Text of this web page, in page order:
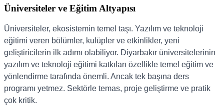
Üniversiteler ve Eğitim Altyapısı
Üniversiteler, ekosistemin temel taşı. Yazılım ve teknoloji
eğitimi veren bölümler, kulüpler ve etkinlikler, yeni
geliştiricilerin ilk adımı olabiliyor. Diyarbakır üniversitelerinin
yazılım ve teknoloji eğitimi katkıları özellikle temel eğitim ve
yönlendirme tarafında önemli. Ancak tek başına ders
programı yetmez. Sektörle temas, proje geliştirme ve pratik
çok kritik.